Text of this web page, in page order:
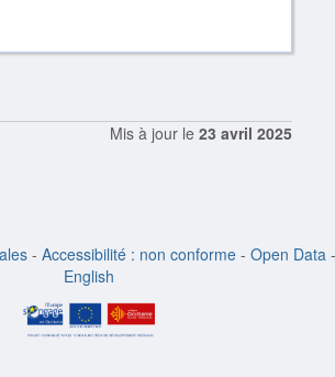
Mis à jour le 23 avril 2025
- Accessibilité : non conforme - Open Data -
English